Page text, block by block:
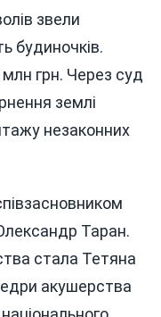
звели
будиночків.
грн. Через суд
землі
незаконних
Таран.
стала Тетяна
акушерства